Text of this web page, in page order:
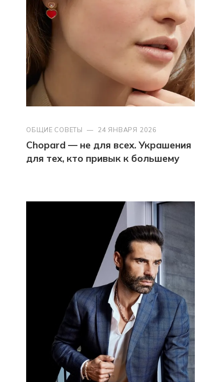
ОБЩИЕ СОВЕТЫ — 24 ЯНВАРЯ 2026
Chopard — не для всех. Украшения
для тех, кто привык к большему